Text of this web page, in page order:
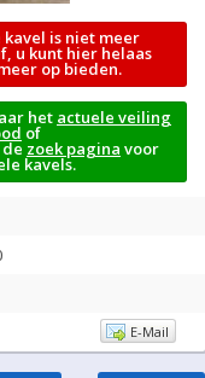
kavel is niet meer
u kunt hier helaas
op bieden.
het actuele veiling
of
zoek pagina voor
kavels.
E-Mail